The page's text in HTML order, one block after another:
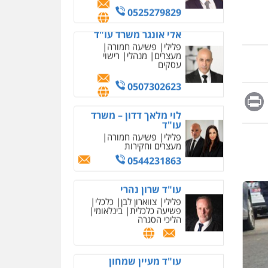
Message
Print
0525279829
פלילי פשיעה חמורה
מעצרים מנהלי רישוי
עסקים
0507302623
לוי מלאך דדון – משרד
עו"ד
פלילי
מעצרים וחקירות
0544231863
עו"ד שרון נהרי
פלילי צווארון לבן
פשיעה כלכלית בינלאומי
הליכי הסגרה
עו"ד מעיין שמחון
מחיקת כתבות מגוגל
ודחיקת אזכורים שליליים
שירותים מקצועיים לעורכי
דין
0522508109
מהירות הגנה גיבוי
שירותים מקצועיים
מרכז התחלה חדשה
אסירים עבירות מין
שירותים מקצועיים לעורכי
0544500346
מאיה בלום, עו"ס,
טיפול ושיקום
טיפול בהתמכרויות
תושב סכנין חשוד ששלח הודעות